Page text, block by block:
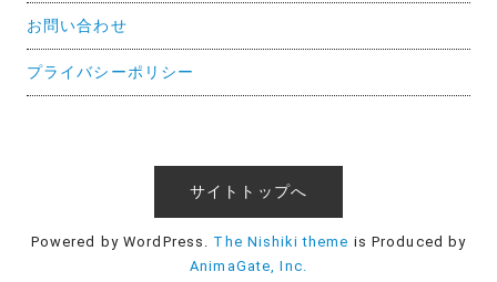
お問い合わせ
プライバシーポリシー
サイトトップへ
Powered by WordPress. The Nishiki theme is Produced by
AnimaGate, Inc.